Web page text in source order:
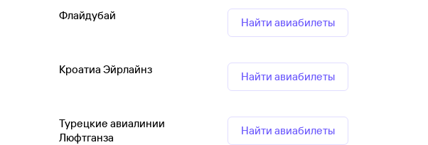
Флайдубай
Найти авиабилеты
Кроатиа Эйрлайнз
Найти авиабилеты
Турецкие авиалинии
Люфтганза
Найти авиабилеты